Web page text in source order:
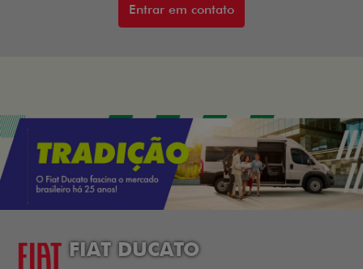
Entrar em contato
FIAT DUCATO